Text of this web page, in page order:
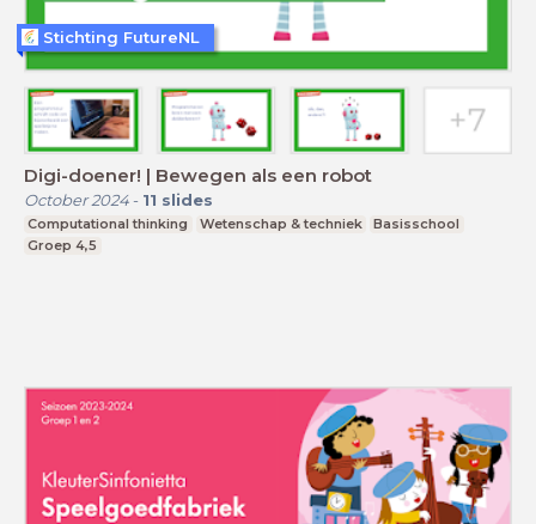
Digi-doener! | Bewegen als een robot
October 2024- 11 slides
Computational thinking Wetenschap & techniek
Basisschool
Groep 4,5
Stichting FutureNL